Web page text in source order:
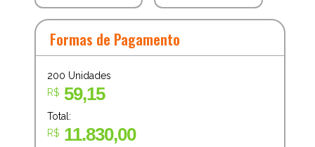
Formas de Pagamento
200 Unidades
R$ 59,15
Total:
R$ 11.830,00